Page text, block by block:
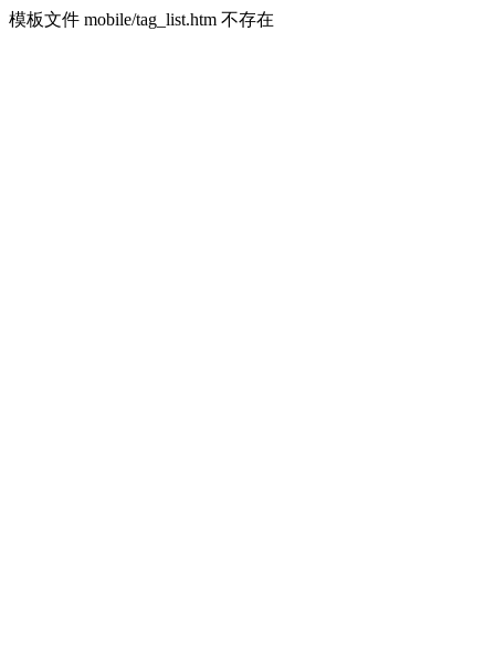
模板文件 mobile/tag_list.htm 不存在